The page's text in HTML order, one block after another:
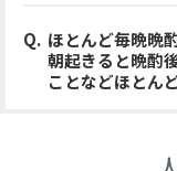
ほとんど毎晩晩
朝起きると晩酌
ことなどほとん